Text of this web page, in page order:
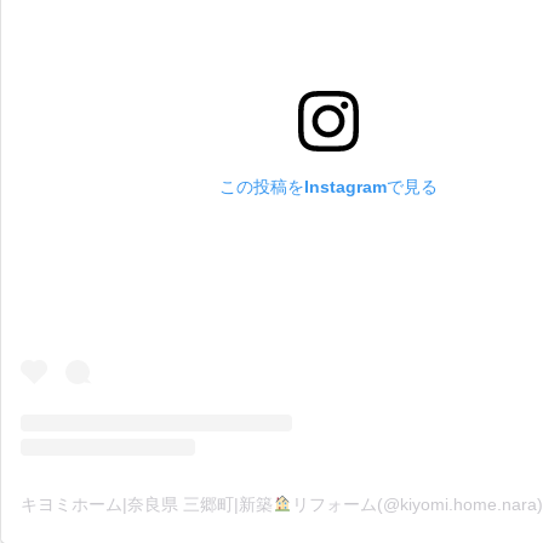
この投稿をInstagramで見る
キヨミホーム|奈良県 三郷町|新築 リフォーム(@kiyomi.home.nara)がシ